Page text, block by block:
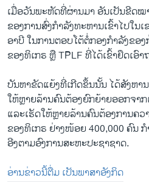
ເມື່ອວັນພະຫັດທີ່ຜ່ານມາ ອັນເປັນຂີດ
ຂອງການສົ່ງກຳລັງທະຫານເຂົ້າໄປໃນ
ອາບີ ໃນການຕອບໂຕ້ຕໍ່ກອງກຳລັງຂອ
ຂອງທິເກຣ ຫຼື TPLF ທີ່ໄດ້ເຂົ້າຢຶດເອົ
ບັນຫາຂັດແຍ້ງທີ່ເກີດຂຶ້ນນັ້ນ ໄດ້ສັງຫ
ໃຫ້ຫຼາຍລ້ານຄົນຕ້ອງຍົກຍ້າຍອອກຈາກ
ແລະເຮັດໃຫ້ຫຼາຍລ້ານຄົນຕ້ອງການຄ
ຂອງທິເກຣ ຢ່າງໜ້ອຍ 400,000 ຄົນ
ອີງຕາມອົງການສະຫະປະຊາຊາດ.
ອ່ານຂ່າວນີ້ຕື່ມ ເປັນພາສາອັງກິດ